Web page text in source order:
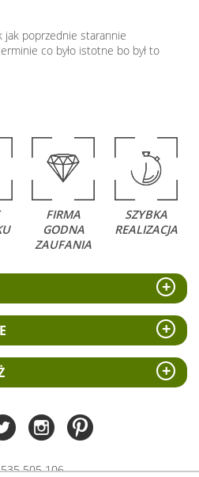
jak poprzednie starannie
co było istotne bo był to
FIRMA
GODNA
ZAUFANIA
SZYBKA
REALIZACJA
535 505 106